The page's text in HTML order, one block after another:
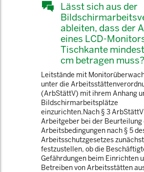
Lässt sich aus der
ableiten, dass der
eines LCD-
Tischkante
cm betragen muss?
Leitstände mit
unter die
(ArbStättV) mit ihrem Anhang
Bildschirmarbeitsplätze
einzurichten.Nach § 3
Arbeitgeber bei der Beurteilung
Arbeitsbedingungen nach § 5
Arbeitsschutzgesetzes zunächst
festzustellen, ob die
Gefährdungen beim Einrichten
Betreiben von Arbeitsstätten